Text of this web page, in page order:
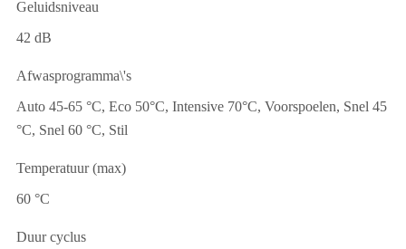
Geluidsniveau
42 dB
Afwasprogramma\'s
Auto 45-65 °C, Eco 50°C, Intensive 70°C, Voorspoelen, Snel 45
°C, Snel 60 °C, Stil
Temperatuur (max)
60 °C
Duur cyclus